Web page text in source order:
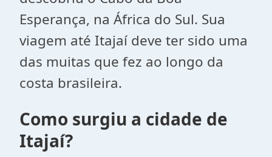
Esperança, na África do Sul. Sua
viagem até Itajaí deve ter sido uma
das muitas que fez ao longo da
costa brasileira.
Como surgiu a cidade de
Itajaí?